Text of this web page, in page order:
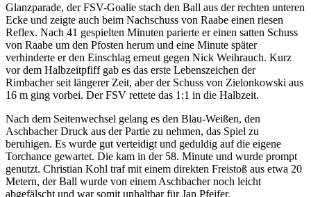
Glanzparade, der FSV-Goalie stach den Ball aus der rechten unteren
Ecke und zeigte auch beim Nachschuss von Raabe einen riesen
Reflex. Nach 41 gespielten Minuten parierte er einen satten Schuss
von Raabe um den Pfosten herum und eine Minute später
verhinderte er den Einschlag erneut gegen Nick Weihrauch. Kurz
vor dem Halbzeitpfiff gab es das erste Lebenszeichen der
Rimbacher seit längerer Zeit, aber der Schuss von Zielonkowski aus
16 m ging vorbei. Der FSV rettete das 1:1 in die Halbzeit.
Nach dem Seitenwechsel gelang es den Blau-Weißen, den
Aschbacher Druck aus der Partie zu nehmen, das Spiel zu
beruhigen. Es wurde gut verteidigt und geduldig auf die eigene
Torchance gewartet. Die kam in der 58. Minute und wurde prompt
genutzt. Christian Kohl traf mit einem direkten Freistoß aus etwa 20
Metern, der Ball wurde von einem Aschbacher noch leicht
abgefälscht und war somit unhaltbar für Jan Pfeifer.